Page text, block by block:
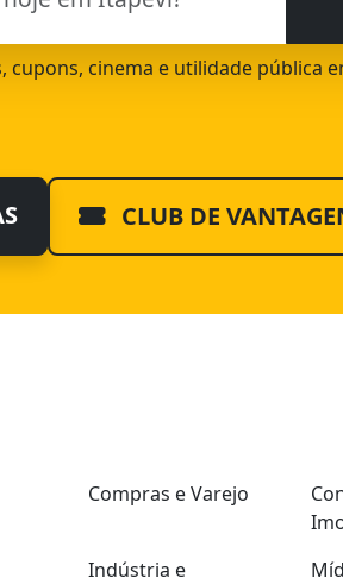
cinema e utilidade pública
CLUB DE
Compras e Varejo
Indústria e